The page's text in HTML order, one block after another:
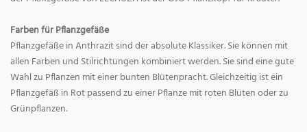
Farben für Pflanzgefäße
Pflanzgefäße in Anthrazit sind der absolute Klassiker. Sie können mit
allen Farben und Stilrichtungen kombiniert werden. Sie sind eine gute
Wahl zu Pflanzen mit einer bunten Blütenpracht. Gleichzeitig ist ein
Pflanzgefäß in Rot passend zu einer Pflanze mit roten Blüten oder zu
Grünpflanzen.